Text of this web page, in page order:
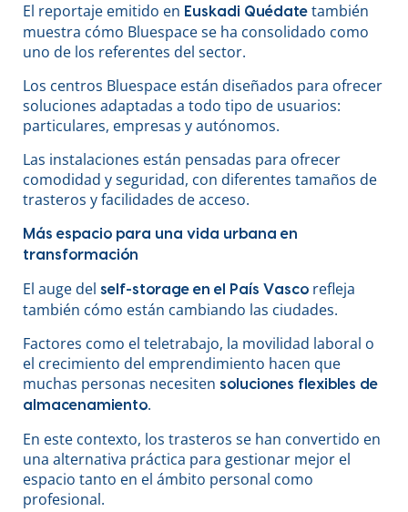
El reportaje emitido en Euskadi Quédate también
muestra cómo Bluespace se ha consolidado como
uno de los referentes del sector.
Los centros Bluespace están diseñados para ofrecer
soluciones adaptadas a todo tipo de usuarios:
particulares, empresas y autónomos.
Las instalaciones están pensadas para ofrecer
comodidad y seguridad, con diferentes tamaños de
trasteros y facilidades de acceso.
Más espacio para una vida urbana en
transformación
El auge del self-storage en el País Vasco refleja
también cómo están cambiando las ciudades.
Factores como el teletrabajo, la movilidad laboral o
el crecimiento del emprendimiento hacen que
muchas personas necesiten soluciones flexibles de
almacenamiento.
En este contexto, los trasteros se han convertido en
una alternativa práctica para gestionar mejor el
espacio tanto en el ámbito personal como
profesional.